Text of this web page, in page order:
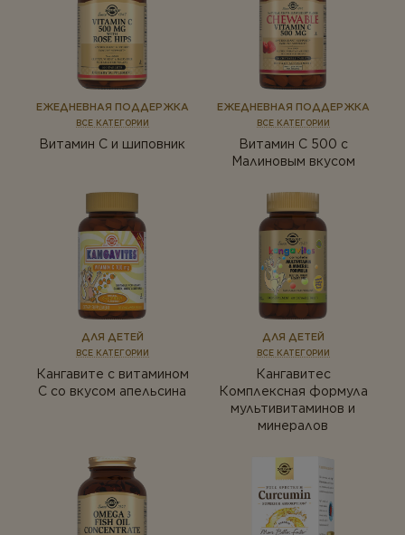
Антиоксиданты
Белки и аминокислоты
Веган
Витамины
Коэнзим
Магний
Минералы
Мультивитамины
Омега-3
Пробиотики
Ферменты
Для мужчин
Для старшего поколения
Антиоксиданты
Белки и аминокислоты
Веган
Витамины
Комплексы
Коэнзим
Магний
Минералы
Мультивитамины
Растения
Ферменты
ЕЖЕДНЕВНАЯ ПОДДЕРЖКА
ВСЕ КАТЕГОРИИ
Витамин С и шиповник
ЕЖЕДНЕВНАЯ ПОДДЕРЖКА
ВСЕ КАТЕГОРИИ
Витамин С 500 с
Малиновым вкусом
ДЛЯ ДЕТЕЙ
ВСЕ КАТЕГОРИИ
Кангавите с витамином
С со вкусом апельсина
ДЛЯ ДЕТЕЙ
ВСЕ КАТЕГОРИИ
Кангавитес
Комплексная формула
мультивитаминов и
минералов